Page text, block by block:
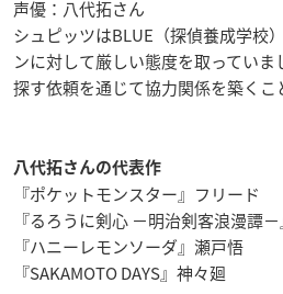
声優：八代拓さん
シュピッツはBLUE（探偵養成学校
ンに対して厳しい態度を取ってい
探す依頼を通じて協力関係を築くこ
八代拓さんの代表作
『ポケットモンスター』フリード
『るろうに剣心 －明治剣客浪漫譚
『ハニーレモンソーダ』瀬戸悟
『SAKAMOTO DAYS』神々廻